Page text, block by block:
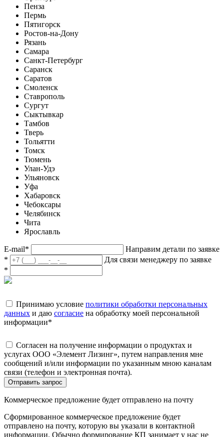
Пенза
Пермь
Пятигорск
Ростов-на-Дону
Рязань
Самара
Санкт-Петербург
Саранск
Саратов
Смоленск
Ставрополь
Сургут
Сыктывкар
Тамбов
Тверь
Тольятти
Томск
Тюмень
Улан-Удэ
Ульяновск
Уфа
Хабаровск
Чебоксары
Челябинск
Чита
Ярославль
E-mail*
Направим детали по заявке
*
Для связи менеджеру по заявке
*
Принимаю условие политики обработки персональных
данных и даю согласие на обработку моей персональной
информации*
Согласен на получение информации о продуктах и
услугах ООО «Элемент Лизинг», путем направления мне
сообщений и/или информации по указанным мною каналам
связи (телефон и электронная почта).
Отправить запрос
Коммерческое предложение будет отправлено на почту
Сформированное коммерческое предложение будет
отправлено на почту, которую вы указали в контактной
информации. Обычно формирование КП занимает у нас не